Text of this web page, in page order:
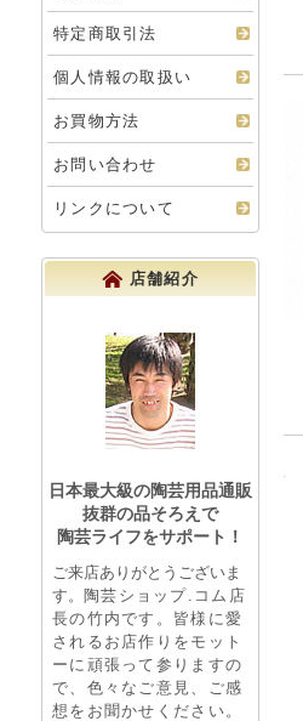
特定商取引法
個人情報の取扱い
お買物方法
お問い合わせ
リンクについて
店舗紹介
日本最大級の陶芸用品通販
抜群の品そろえで
陶芸ライフをサポート！
ご来店ありがとうございま
す。 陶芸ショップ.コム店
長の竹内です。皆様に愛
されるお店作りをモット
ーに頑張って参りますの
で、色々なご意見、ご感
想をお聞かせください。